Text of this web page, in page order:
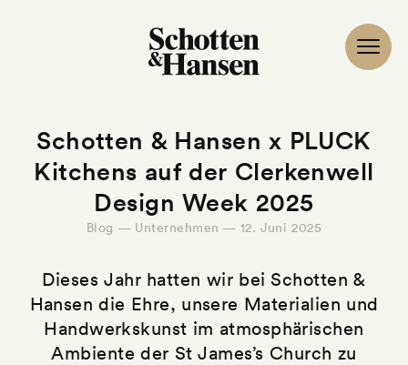
Schotten & Hansen x PLUCK
Kitchens auf der Clerkenwell
Design Week 2025
Blog — Unternehmen — 12. Juni 2025
Dieses Jahr hatten wir bei Schotten &
Hansen die Ehre, unsere Materialien und
Handwerkskunst im atmosphärischen
Ambiente der St James’s Church zu